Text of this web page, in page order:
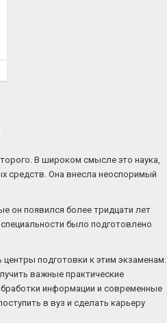
В широком смысле это наука,
средств. Она внесла неоспоримый
он появился более тридцати лет
было подготовлено
подготовки к этим экзаменам:
важные практические
информации и современные
в вуз и сделать карьеру